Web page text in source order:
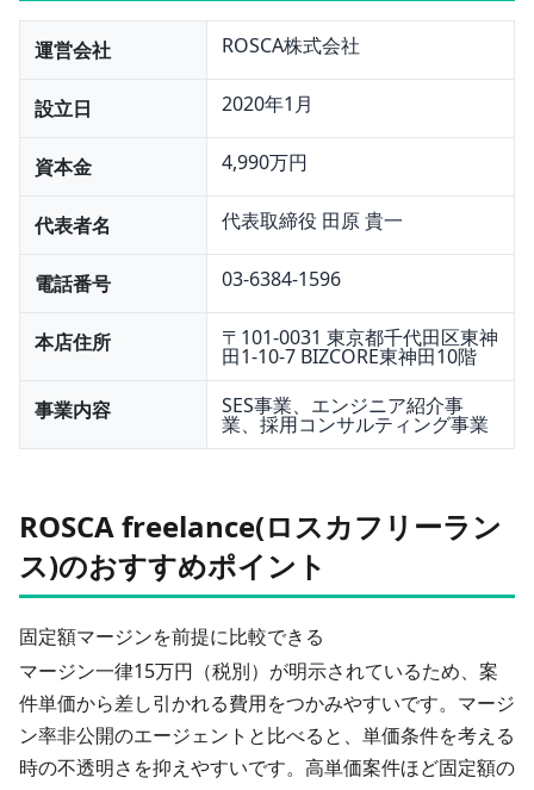
運営会社 ROSCA株式会社
設立日 2020年1月
資本金 4,990万円
代表者名 代表取締役 田原 貴一
電話番号 03-6384-1596
本店住所 〒101-0031 東京都千代田区東神
田1-10-7 BIZCORE東神田10階
事業内容 SES事業、エンジニア紹介事
業、採用コンサルティング事業
ROSCA freelance(ロスカフリーラン
ス)のおすすめポイント
固定額マージンを前提に比較できる
マージン一律15万円（税別）が明示されているため、案
件単価から差し引かれる費用をつかみやすいです。マージ
ン率非公開のエージェントと比べると、単価条件を考える
時の不透明さを抑えやすいです。高単価案件ほど固定額の